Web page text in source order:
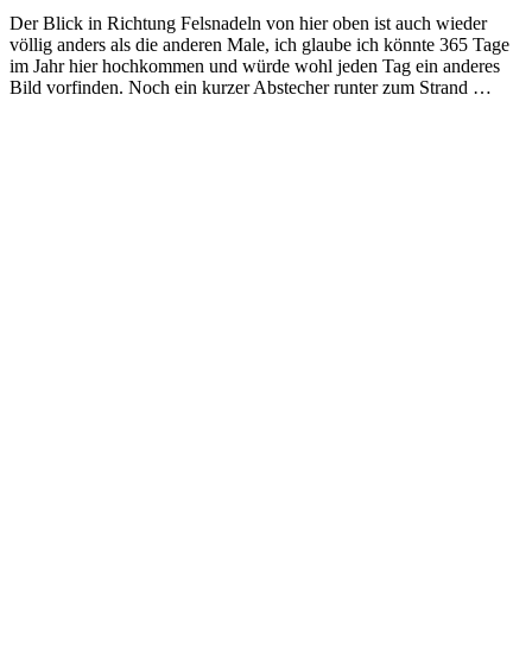
Der Blick in Richtung Felsnadeln von hier oben ist auch wieder
völlig anders als die anderen Male, ich glaube ich könnte 365 Tage
im Jahr hier hochkommen und würde wohl jeden Tag ein anderes
Bild vorfinden. Noch ein kurzer Abstecher runter zum Strand …